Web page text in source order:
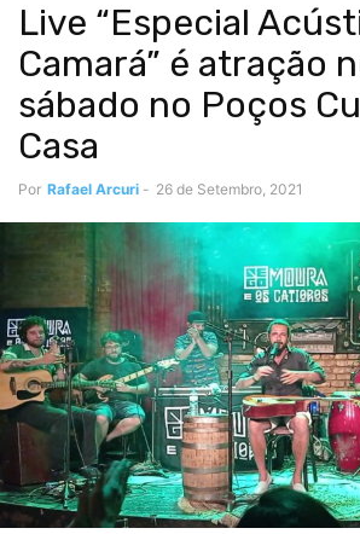
Live “Especial
Camará” é atração
sábado no Poços
Casa
Por Rafael Arcuri - 26 de Setembro, 2021